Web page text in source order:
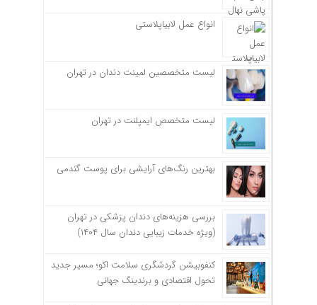
انواع عمل لابیاپلاستی
لیست متخصصین لمینت دندان در تهران
لیست متخصص ایمپلنت در تهران
بهترین رنگ‌های آرایشی برای پوست گندمی
بررسی هزینه‌های دندان پزشکی در تهران
(ویژه خدمات زیبایی دندان سال ۱۴۰۴)
کنفوبیشن گردشگری سلامت اکو؛ مسیر جدید
تحول اقتصادی و برندینگ جهانی